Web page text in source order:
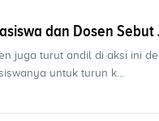
dan Dosen
juga turut andil di aksi ini
untuk turun k...